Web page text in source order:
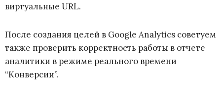
виртуальные URL.
После создания целей в Google Analytics советуем
также проверить корректность работы в отчете
аналитики в режиме реального времени
“Конверсии”.